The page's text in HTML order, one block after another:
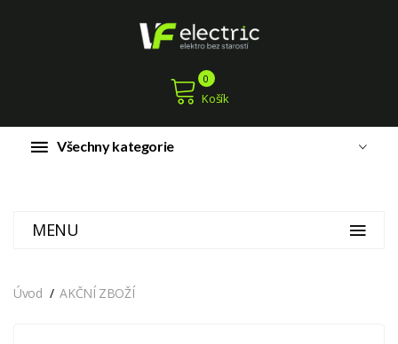
Košík
0
Všechny kategorie
MENU
Úvod AKČNÍ ZBOŽÍ